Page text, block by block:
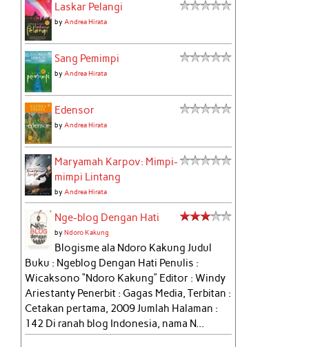
Laskar Pelangi
byAndrea Hirata
Sang Pemimpi
byAndrea Hirata
Edensor
byAndrea Hirata
Maryamah Karpov: Mimpi-
mimpi Lintang
byAndrea Hirata
Nge-blog Dengan Hati
byNdoro Kakung
Blogisme ala Ndoro Kakung Judul
Buku : Ngeblog Dengan Hati Penulis :
Wicaksono “Ndoro Kakung” Editor : Windy
Ariestanty Penerbit : Gagas Media, Terbitan :
Cetakan pertama, 2009 Jumlah Halaman :
142 Di ranah blog Indonesia, nama N...